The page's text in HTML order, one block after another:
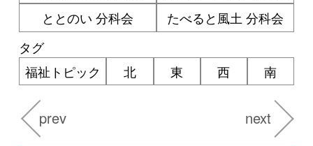
ととのい 分科会
たべると風土 分科会
タグ
福祉トピック
北 東 西 南
prev next